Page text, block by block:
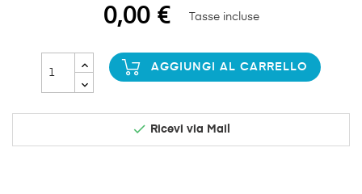
0,00 € Tasse incluse
AGGIUNGI AL CARRELLO
 Ricevi via Mail